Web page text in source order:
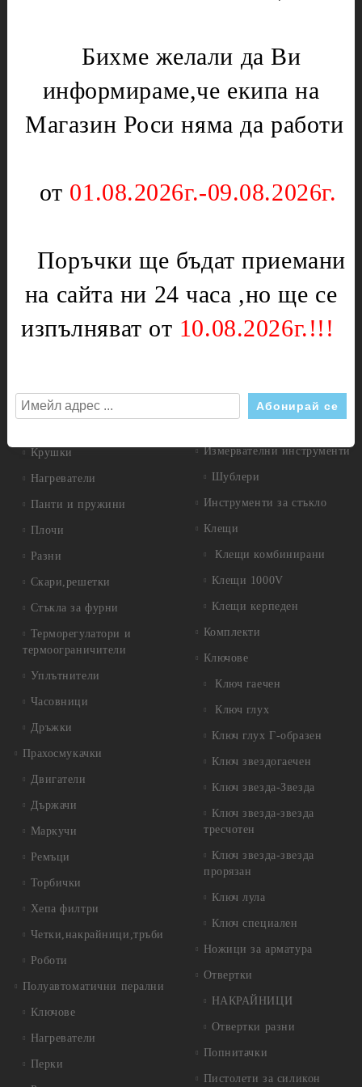
Нагреватели
Подложки,водачи,кръстачки,обръчи
Отоплителни печки
Нагреватели
Вентилатори за
Газови детайли
Крушки
Нагреватели
Панти и пружини
Плочи
Разни
Скари,решетки
Стъкла за фурни
Терморегулатори и
термоограничители
Уплътнители
Часовници
Дръжки
Прахосмукачки
Двигатели
Държачи
Маркучи
Ремъци
Торбички
Хепа филтри
Четки,накрайници,тръби
Роботи
Полуавтоматични перални
Ключове
Нагреватели
Перки
Котлони
Мембрани
Електрически уреди
Котлони
Тостери
Уреди за дома
Чушкопеци
Инструменти
Дискове диамантени
Измервателни инструменти
Шублери
Инструменти за стъкло
Клещи
Клещи комбинирани
Клещи 1000V
Клещи керпеден
Комплекти
Ключове
Ключ гаечен
Ключ глух
Ключ глух Г-образен
Ключ звездогаечен
Ключ звезда-Звезда
Ключ звезда-звезда
тресчотен
Ключ звезда-звезда
прорязан
Ключ лула
Ключ специален
Ножици за арматура
Отвертки
НАКРАЙНИЦИ
Отвертки разни
Попнитачки
Пистолети за силикон
Бихме желали да Ви
информираме,че екипа на
Магазин Роси няма да работи
от 01.08.2026г.-09.08.2026г.
Поръчки ще бъдат приемани
на сайта ни 24 часа ,но ще се
изпълняват от 10.08.2026г.!!!